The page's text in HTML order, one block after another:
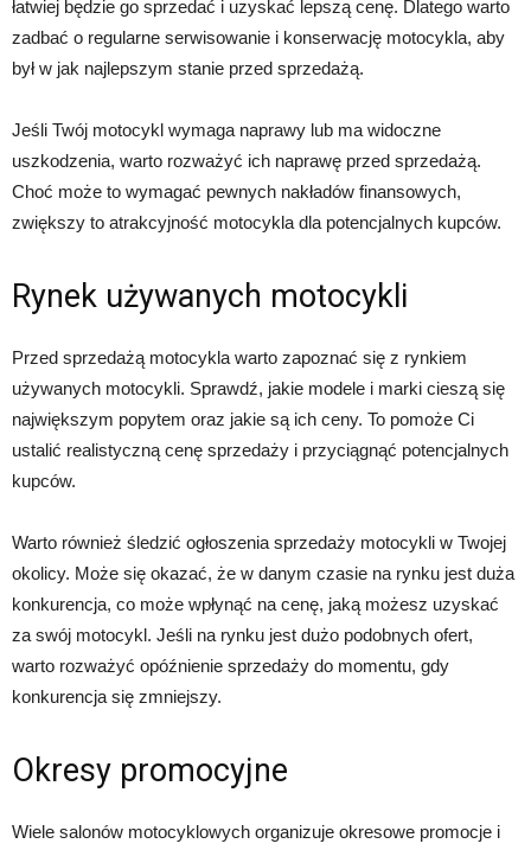
łatwiej będzie go sprzedać i uzyskać lepszą cenę. Dlatego warto
zadbać o regularne serwisowanie i konserwację motocykla, aby
był w jak najlepszym stanie przed sprzedażą.
Jeśli Twój motocykl wymaga naprawy lub ma widoczne
uszkodzenia, warto rozważyć ich naprawę przed sprzedażą.
Choć może to wymagać pewnych nakładów finansowych,
zwiększy to atrakcyjność motocykla dla potencjalnych kupców.
Rynek używanych motocykli
Przed sprzedażą motocykla warto zapoznać się z rynkiem
używanych motocykli. Sprawdź, jakie modele i marki cieszą się
największym popytem oraz jakie są ich ceny. To pomoże Ci
ustalić realistyczną cenę sprzedaży i przyciągnąć potencjalnych
kupców.
Warto również śledzić ogłoszenia sprzedaży motocykli w Twojej
okolicy. Może się okazać, że w danym czasie na rynku jest duża
konkurencja, co może wpłynąć na cenę, jaką możesz uzyskać
za swój motocykl. Jeśli na rynku jest dużo podobnych ofert,
warto rozważyć opóźnienie sprzedaży do momentu, gdy
konkurencja się zmniejszy.
Okresy promocyjne
Wiele salonów motocyklowych organizuje okresowe promocje i